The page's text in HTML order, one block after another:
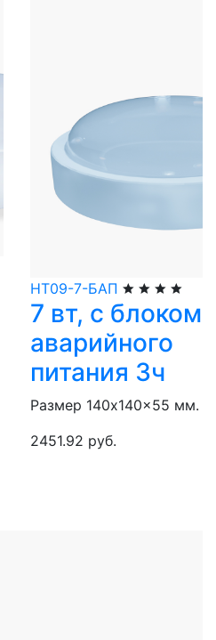
НТ09-7-БАП
7 вт, с блоком
аварийного
питания 3ч
Размер 140x140x55 мм.
2451.92 руб.